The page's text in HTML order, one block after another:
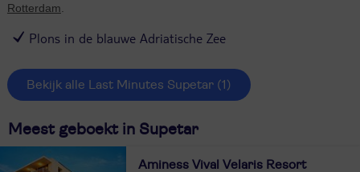
Rotterdam
Plons in de blauwe Adriatische Zee
Bekijk alle Last Minutes Supetar (1)
Meest geboekt in Supetar
Aminess Vival Velaris Resort